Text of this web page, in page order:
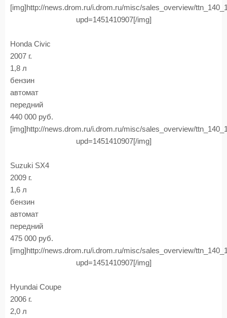
[img]http://news.drom.ru/i.drom.ru/misc/sales_overview/
upd=1451410907[/img]
Honda Civic
2007 г.
1,8 л
бензин
автомат
передний
440 000 руб.
[img]http://news.drom.ru/i.drom.ru/misc/sales_overview/
upd=1451410907[/img]
Suzuki SX4
2009 г.
1,6 л
бензин
автомат
передний
475 000 руб.
[img]http://news.drom.ru/i.drom.ru/misc/sales_overview/
upd=1451410907[/img]
Hyundai Coupe
2006 г.
2,0 л